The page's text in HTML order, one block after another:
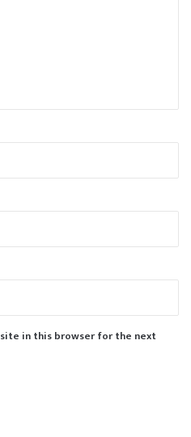
in this browser for the next